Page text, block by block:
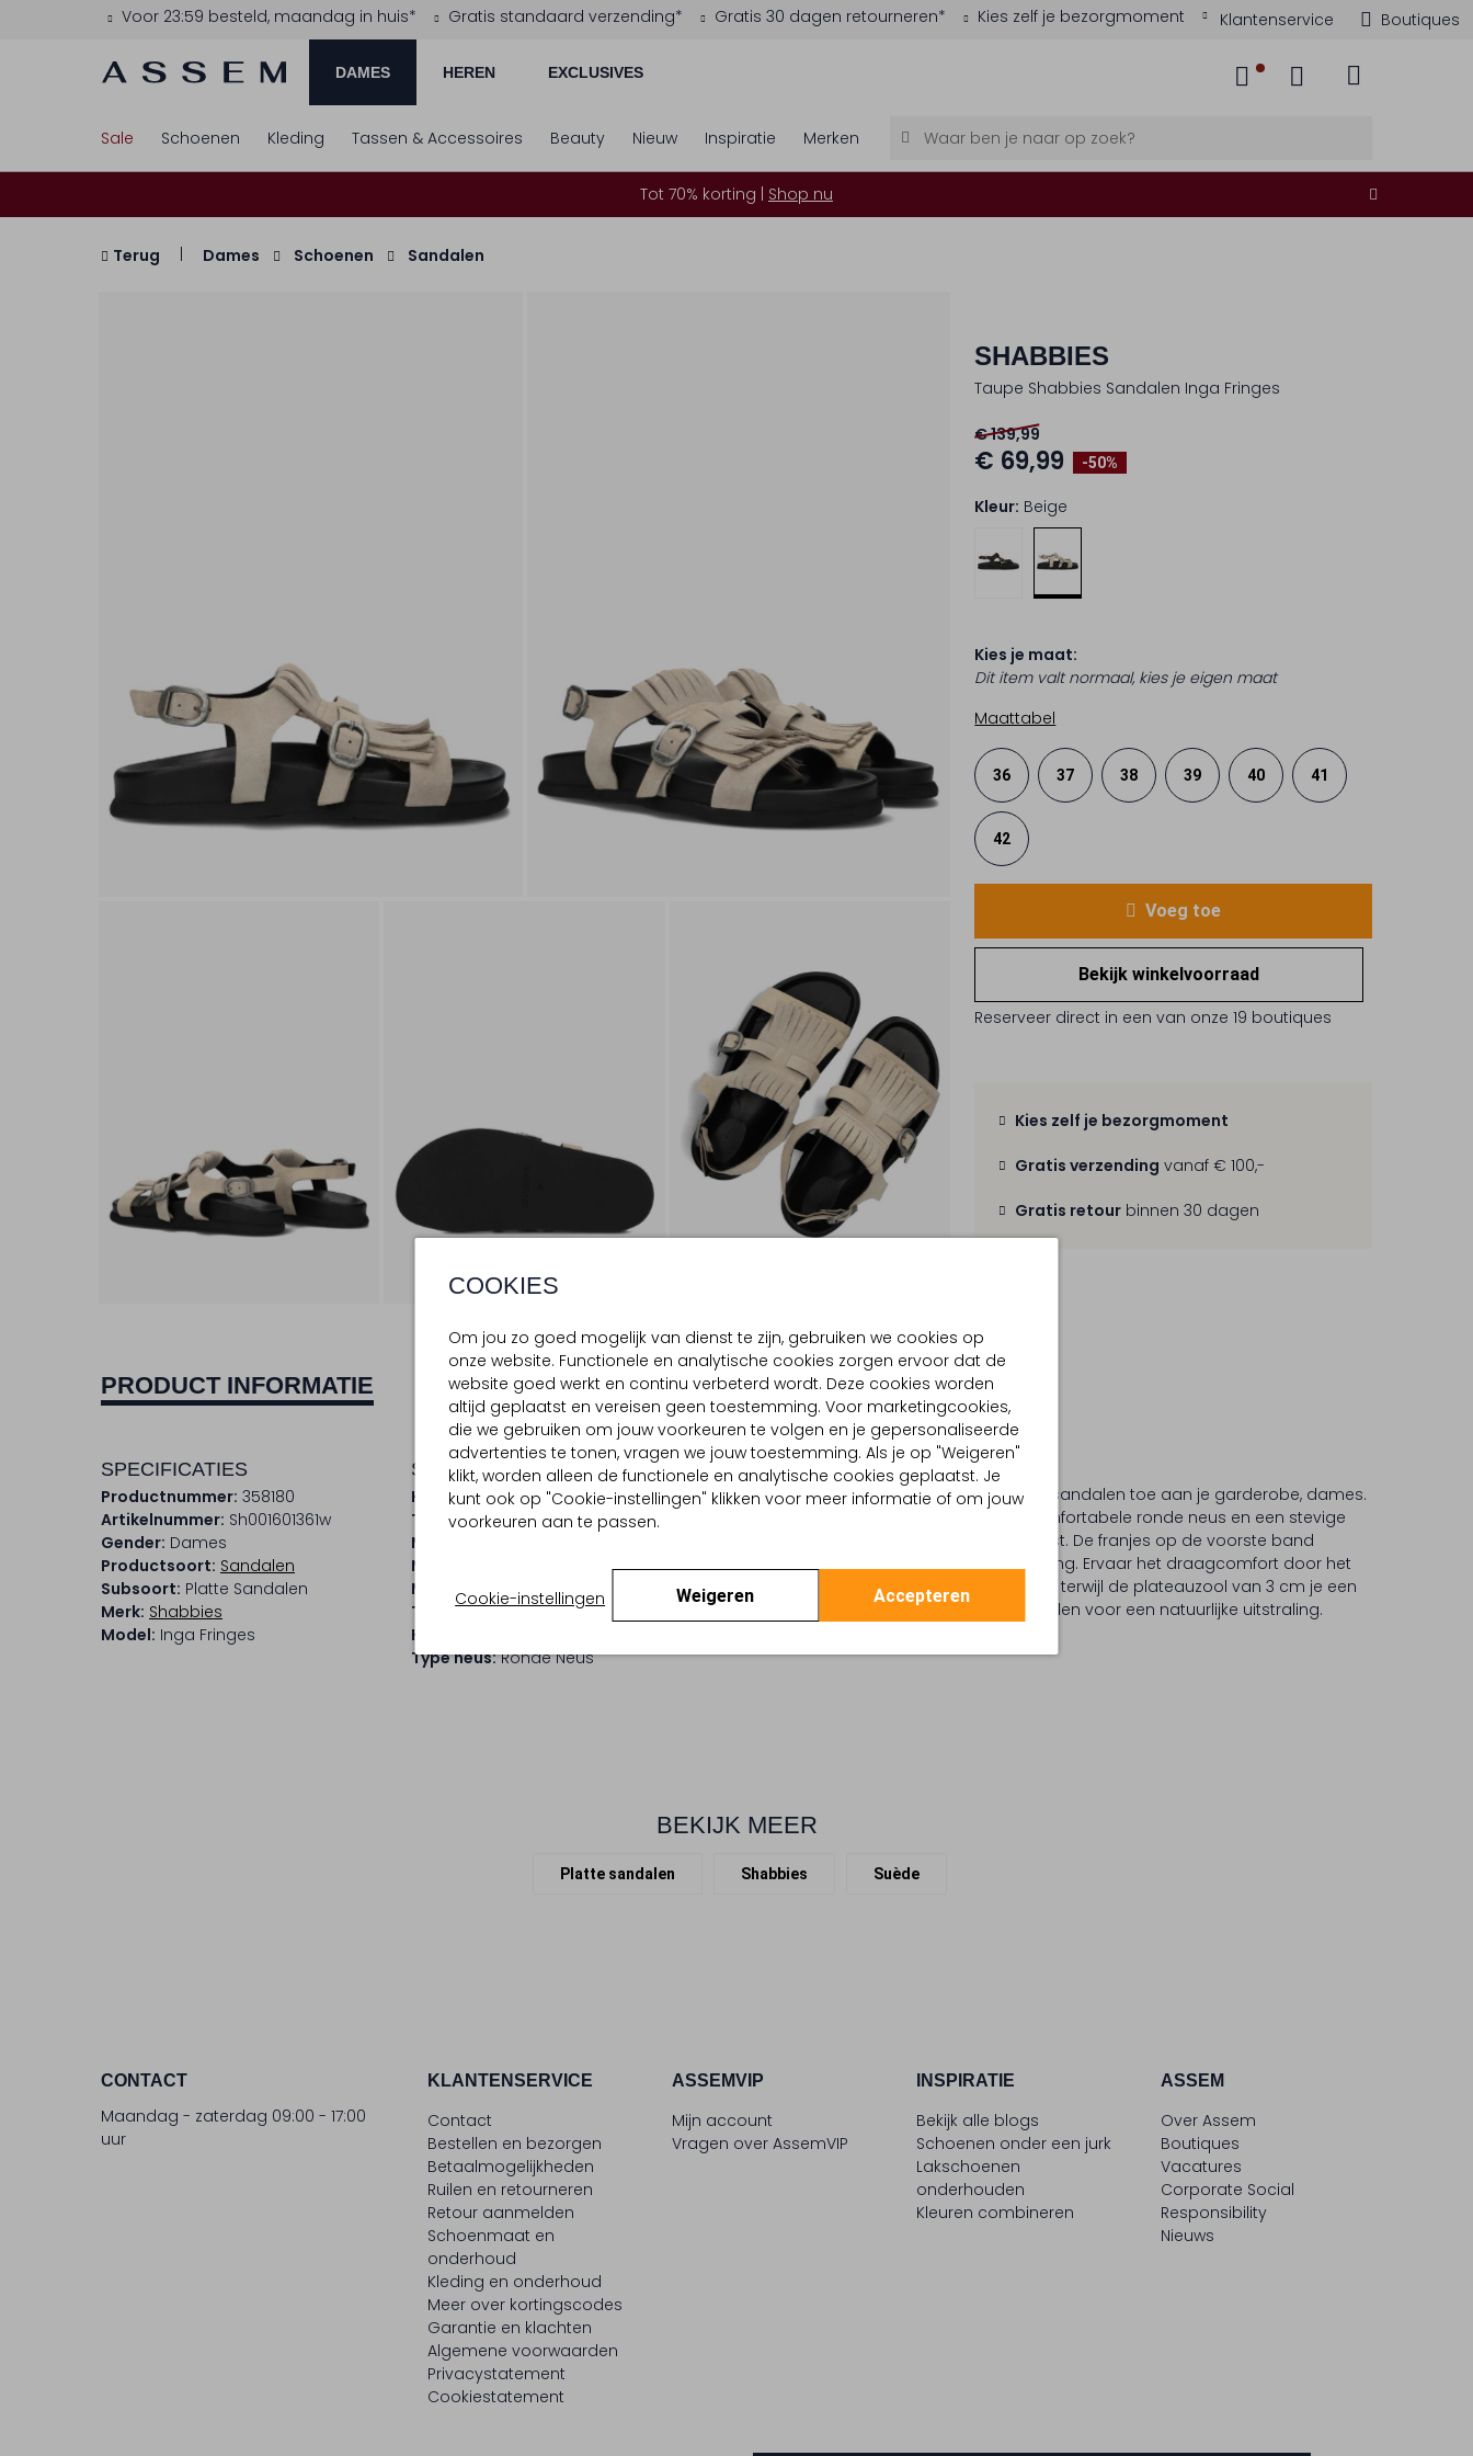
Voor 23:59 besteld, maandag in huis* Gratis standaard verzending* Gratis 30 dagen retourneren* Kies zelf je bezorgmoment Klantenservice Boutiques
DAMES HEREN EXCLUSIVES
COOKIES
Om jou zo goed mogelijk van dienst te zijn, gebruiken we cookies op
onze website. Functionele en analytische cookies zorgen ervoor dat de
website goed werkt en continu verbeterd wordt. Deze cookies worden
altijd geplaatst en vereisen geen toestemming. Voor marketingcookies,
die we gebruiken om jouw voorkeuren te volgen en je gepersonaliseerde
advertenties te tonen, vragen we jouw toestemming. Als je op "Weigeren"
klikt, worden alleen de functionele en analytische cookies geplaatst. Je
kunt ook op "Cookie-instellingen" klikken voor meer informatie of om jouw
voorkeuren aan te passen.
Cookie-instellingen Weigeren Accepteren
Sale Schoenen Kleding Tassen & Accessoires Beauty Nieuw Inspiratie Merken
Tot 70% korting | Shop nu
Terug Dames Schoenen Sandalen
SHABBIES
Taupe Shabbies Sandalen Inga Fringes
-50%
€ 139,99
€ 69,99
Kleur: Beige
Kies je maat:
Dit item valt normaal, kies je eigen maat
Maattabel
36 37 38 39 40 41
42
Voeg toe
Bekijk winkelvoorraad
Reserveer direct in een van onze 19 boutiques
Kies zelf je bezorgmoment
Gratis verzending vanaf € 100,-
Gratis retour binnen 30 dagen
PRODUCT INFORMATIE BEZORGEN & RETOURNEREN
SPECIFICATIES
Productnummer: 358180
Artikelnummer: Sh001601361w
Gender: Dames
Productsoort: Sandalen
Subsoort: Platte Sandalen
Merk: Shabbies
Model: Inga Fringes
SAMENSTELLING & PASVORM
Kleur: Beige
Trends: Earthcore Aesthetic
Materiaal buitenkant:
Materiaal binnenkant:
Leer
Materiaal zool:
Rubber, Leer
Type sluiting: Gesp
Hakvorm:
Type neus: Ronde Neus
OMSCHRIJVING
Voeg de SHABBIES INGA FRINGES platte sandalen toe aan je garderobe, dames.
Deze beige sandalen hebben een comfortabele ronde neus en een stevige
gesp waarmee je de pasvorm aanpast. De franjes op de voorste band
zorgen voor een kenmerkende uitstraling. Ervaar het draagcomfort door het
zachte binnenwerk en de soepele zool, terwijl de plateauzool van 3 cm je een
subtiele lift geeft. Combineer de sandalen voor een natuurlijke uitstraling.
BEKIJK MEER
Platte sandalen Shabbies Suède
CONTACT
Maandag - zaterdag 09:00 - 17:00
uur
KLANTENSERVICE
Contact
Bestellen en bezorgen
Betaalmogelijkheden
Ruilen en retourneren
Retour aanmelden
Schoenmaat en
onderhoud
Kleding en onderhoud
Meer over kortingscodes
Garantie en klachten
Algemene voorwaarden
Privacystatement
Cookiestatement
ASSEMVIP
Mijn account
Vragen over AssemVIP
INSPIRATIE
Bekijk alle blogs
Schoenen onder een jurk
Lakschoenen
onderhouden
Kleuren combineren
ASSEM
Over Assem
Boutiques
Vacatures
Corporate Social
Responsibility
Nieuws